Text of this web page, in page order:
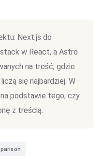
Next.js do
w React, a Astro
na treść, gdzie
się najbardziej. W
podstawie tego, czy
z treścią.